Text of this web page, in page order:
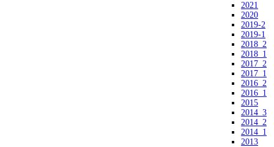
2021
2020
2019-2
2019-1
2018_2
2018_1
2017_2
2017_1
2016_2
2016_1
2015
2014_3
2014_2
2014_1
2013